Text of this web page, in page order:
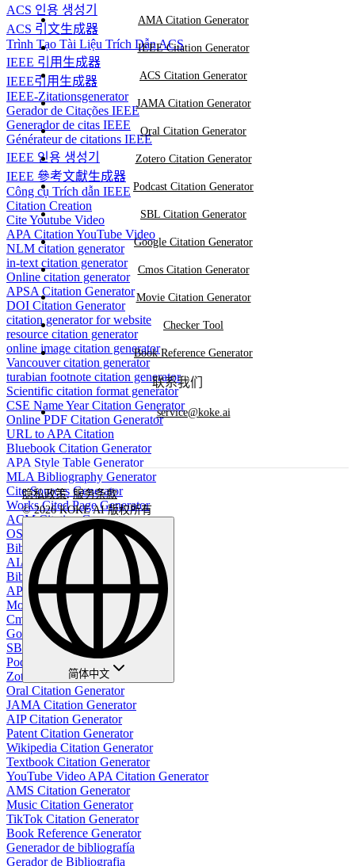
ACS 인용 생성기
ACS 引文生成器
Trình Tạo Tài Liệu Trích Dẫn ACS
IEEE 引用生成器
IEEE引用生成器
IEEE-Zitationsgenerator
Gerador de Citações IEEE
Generador de citas IEEE
Générateur de citations IEEE
IEEE 인용 생성기
IEEE 參考文獻生成器
Công cụ Trích dẫn IEEE
Citation Creation
Cite Youtube Video
APA Citation YouTube Video
NLM citation generator
in-text citation generator
Online citation generator
APSA Citation Generator
DOI Citation Generator
citation generator for website
resource citation generator
online image citation generator
Vancouver citation generator
turabian footnote citation generator
Scientific citation format generator
CSE Name Year Citation Generator
Online PDF Citation Generator
URL to APA Citation
Bluebook Citation Generator
APA Style Table Generator
MLA Bibliography Generator
Cite Sources Generator
Works Cited Page Generator
ACM Citation Generator
OSCOLA Citation Generator
Bibliography generator
AIAA Citation Generator
BibTeX Citation Generator
APA bibliography maker
Movie Citation Generator
Cmos Citation Generator
Google Citation Generator
SBL Citation Generator
Podcast Citation Generator
Zotero Citation Generator
Oral Citation Generator
JAMA Citation Generator
AIP Citation Generator
Patent Citation Generator
Wikipedia Citation Generator
Textbook Citation Generator
YouTube Video APA Citation Generator
AMS Citation Generator
Music Citation Generator
TikTok Citation Generator
Book Reference Generator
Generador de bibliografía
Gerador de Bibliografia
AMA Citation Generator
IEEE Citation Generator
ACS Citation Generator
JAMA Citation Generator
Oral Citation Generator
Zotero Citation Generator
Podcast Citation Generator
SBL Citation Generator
Google Citation Generator
Cmos Citation Generator
Movie Citation Generator
Checker Tool
Book Reference Generator
联系我们
service@koke.ai
隐私政策,服务条款
© 2026 KOKE AI 版权所有
简体中文